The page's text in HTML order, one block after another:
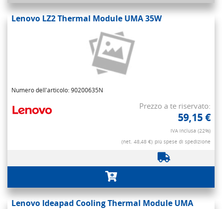
Lenovo LZ2 Thermal Module UMA 35W
Numero dell'articolo: 90200635N
Prezzo a te riservato:
59,15 €
IVA inclusa (22%)
(net. 48,48 €) più spese di spedizione
Lenovo Ideapad Cooling Thermal Module UMA